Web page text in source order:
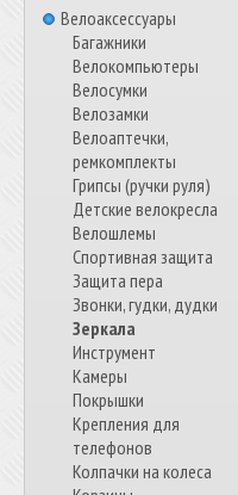
Велоаксессуары
Багажники
Велокомпьютеры
Велосумки
Велозамки
Велоаптечки,
ремкомплекты
Грипсы (ручки руля)
Детские велокресла
Велошлемы
Спортивная защита
Защита пера
Звонки, гудки, дудки
Зеркала
Инструмент
Камеры
Покрышки
Крепления для
телефонов
Колпачки на колеса